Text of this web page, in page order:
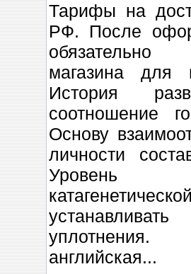
Тарифы на
РФ. После
магазина для
История
соотношение
Основу
личности
Уровень
английская...